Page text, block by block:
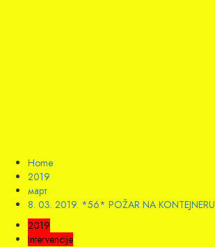
Home
2019
март
8. 03. 2019. *56* POŽAR NA KONTEJNERU
2019
Intervencije